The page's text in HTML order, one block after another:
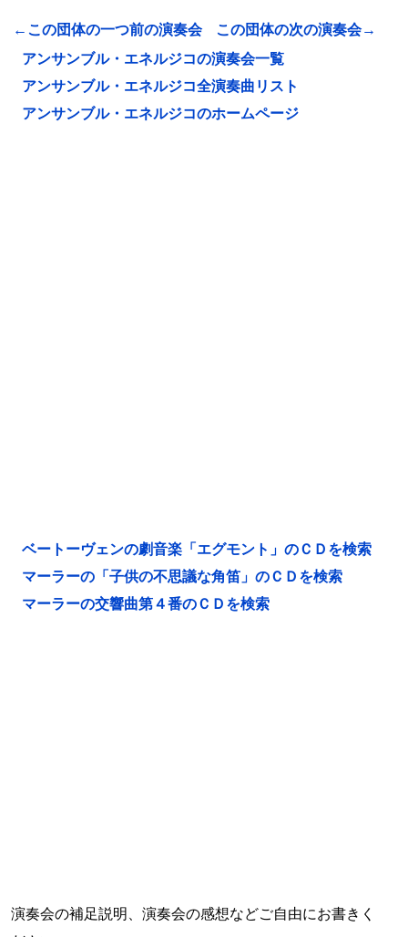
←この団体の一つ前の演奏会
この団体の次の演奏会→
アンサンブル・エネルジコの演奏会一覧
アンサンブル・エネルジコ全演奏曲リスト
アンサンブル・エネルジコのホームページ
ベートーヴェンの劇音楽「エグモント」のＣＤを検索
マーラーの「子供の不思議な角笛」のＣＤを検索
マーラーの交響曲第４番のＣＤを検索
演奏会の補足説明、演奏会の感想などご自由にお書きく